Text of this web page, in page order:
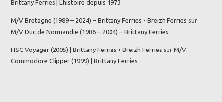
Brittany Ferries | L’histoire depuis 1973
M/V Bretagne (1989 – 2024) – Brittany Ferries • Breizh Ferries sur
M/V Duc de Normandie (1986 – 2004) – Brittany Ferries
HSC Voyager (2005) | Brittany Ferries • Breizh Ferries surM/V
Commodore Clipper (1999) | Brittany Ferries